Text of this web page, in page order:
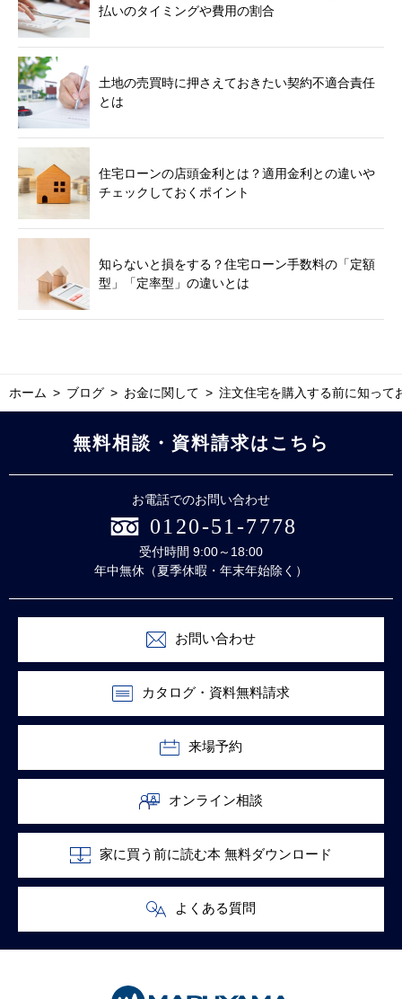
払いのタイミングや費用の割合
土地の売買時に押さえておきたい契約不適合責任
とは
住宅ローンの店頭金利とは？適用金利との違いや
チェックしておくポイント
知らないと損をする？住宅ローン手数料の「定額
型」「定率型」の違いとは
ホーム ブログ お金に関して 注文住宅を購入する前に知って
無料相談・資料請求はこちら
お電話でのお問い合わせ
0120-51-7778
受付時間 9:00～18:00
年中無休（夏季休暇・年末年始除く）
お問い合わせ
カタログ・資料無料請求
来場予約
オンライン相談
家に買う前に読む本 無料ダウンロード
よくある質問